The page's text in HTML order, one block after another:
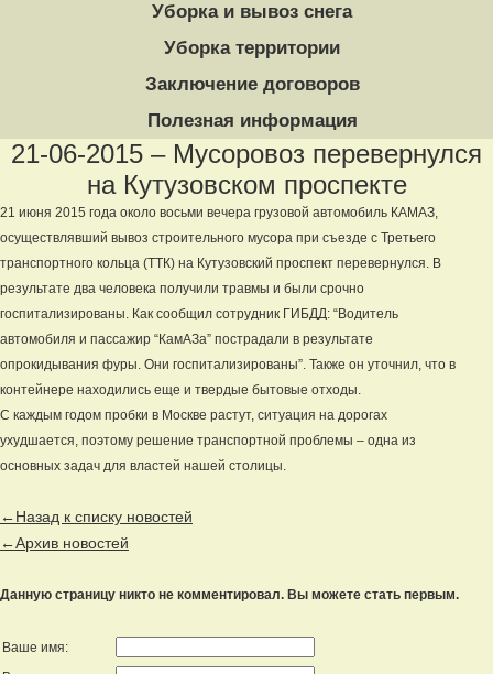
Уборка и вывоз снега
Уборка территории
Заключение договоров
Полезная информация
21-06-2015 – Мусоровоз перевернулся
на Кутузовском проспекте
21 июня 2015 года около восьми вечера грузовой автомобиль КАМАЗ,
осуществлявший вывоз строительного мусора при съезде с Третьего
транспортного кольца (ТТК) на Кутузовский проспект перевернулся. В
результате два человека получили травмы и были срочно
госпитализированы. Как сообщил сотрудник ГИБДД: “Водитель
автомобиля и пассажир “КамАЗа” пострадали в результате
опрокидывания фуры. Они госпитализированы”. Также он уточнил, что в
контейнере находились еще и твердые бытовые отходы.
С каждым годом пробки в Москве растут, ситуация на дорогах
ухудшается, поэтому решение транспортной проблемы – одна из
основных задач для властей нашей столицы.
←Назад к списку новостей
←Архив новостей
Данную страницу никто не комментировал. Вы можете стать первым.
Ваше имя: